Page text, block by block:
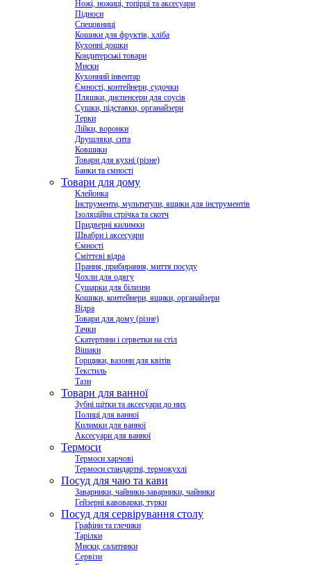
Ножі, ножиці, топірці та аксесуари
Підноси
Спецовниці
Кошики для фруктів, хліба
Кухонні дошки
Кондитерські товари
Миски
Кухонний інвентар
Ємності, контейнери, судочки
Пляшки, диспенсери для соусів
Сушки, підставки, органайзери
Терки
Лійки, воронки
Друшляки, сита
Ковшики
Товари для кухні (різне)
Банки та ємності
Товари для дому
Клейонка
Інструменти, мультитули, ящики для інструментів
Ізоляційна стрічка та скотч
Придверні килимки
Швабри і аксесуари
Ємності
Сміттєві відра
Прання, прибирання, миття посуду
Чохли для одягу
Сушарки для білизни
Кошики, контейнери, ящики, органайзери
Відра
Товари для дому (різне)
Тачки
Скатертини і серветки на стіл
Вішаки
Горщики, вазони для квітів
Текстиль
Тази
Товари для ванної
Зубні щітки та аксесуари до них
Полиці для ванної
Килимки для ванної
Аксесуари для ванної
Термоси
Термоси харчові
Термоси стандартні, термокухлі
Посуд для чаю та кави
Заварники, чайники-заварники, чайники
Гейзерні кавоварки, турки
Посуд для сервірування столу
Графіни та глечики
Тарілки
Миски, салатники
Сервізи